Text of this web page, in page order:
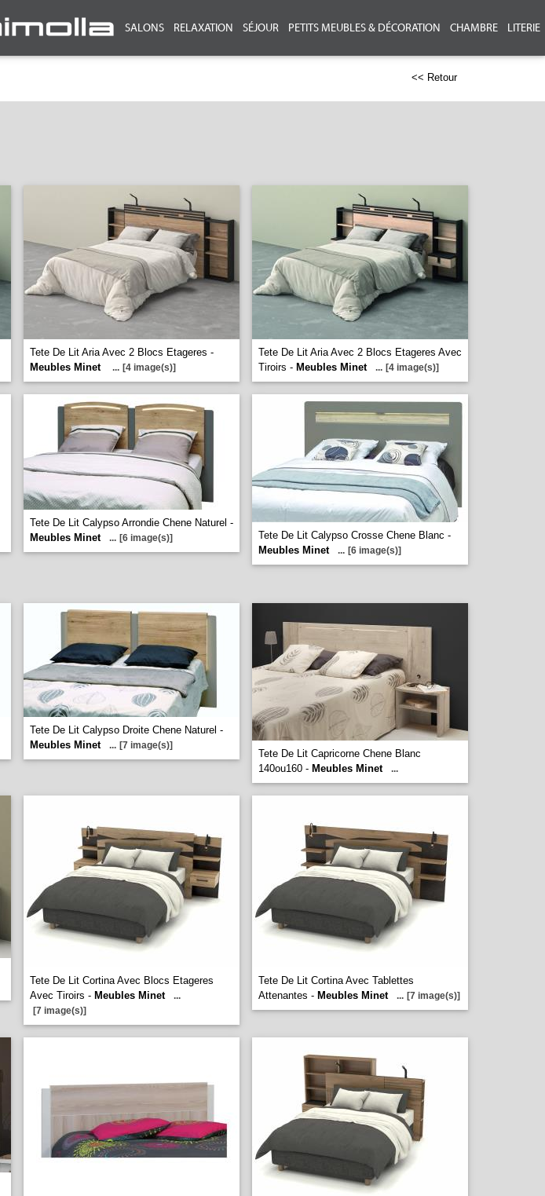
SALONS RELAXATION SÉJOUR PETITS MEUBLES & DÉCORATION CHAMBRE LITERIE
<< Retour
Tete De Lit Aria Avec 2 Blocs Etageres -
Meubles Minet
... [4 image(s)]
Tete De Lit Aria Avec 2 Blocs Etageres Avec
Tiroirs - Meubles Minet ... [4 image(s)]
Tete De Lit Calypso Arrondie Chene Naturel -
Meubles Minet
... [6 image(s)]
Tete De Lit Calypso Crosse Chene Blanc -
Meubles Minet
... [6 image(s)]
Tete De Lit Calypso Droite Chene Naturel -
Meubles Minet
... [7 image(s)]
Tete De Lit Capricorne Chene Blanc
140ou160 - Meubles Minet ...
Tete De Lit Cortina Avec Blocs Etageres
Avec Tiroirs - Meubles Minet
...
[7 image(s)]
Tete De Lit Cortina Avec Tablettes
Attenantes - Meubles Minet ... [7 image(s)]